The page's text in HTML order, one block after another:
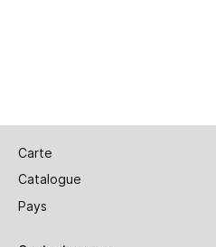
Carte
Catalogue
Pays